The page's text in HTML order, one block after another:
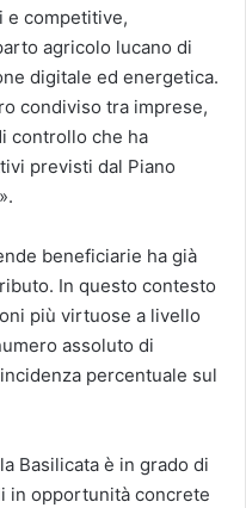
e competitive,
agricolo lucano di
digitale ed energetica.
condiviso tra imprese,
controllo che ha
previsti dal Piano
beneficiarie ha già
In questo contesto
più virtuose a livello
assoluto di
percentuale sul
Basilicata è in grado di
in opportunità concrete